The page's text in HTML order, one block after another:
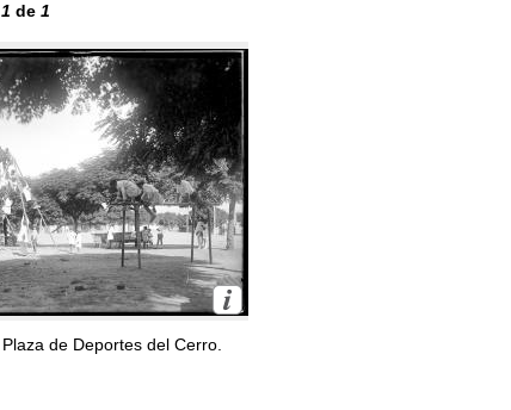
1 de 1
Plaza de Deportes del Cerro.